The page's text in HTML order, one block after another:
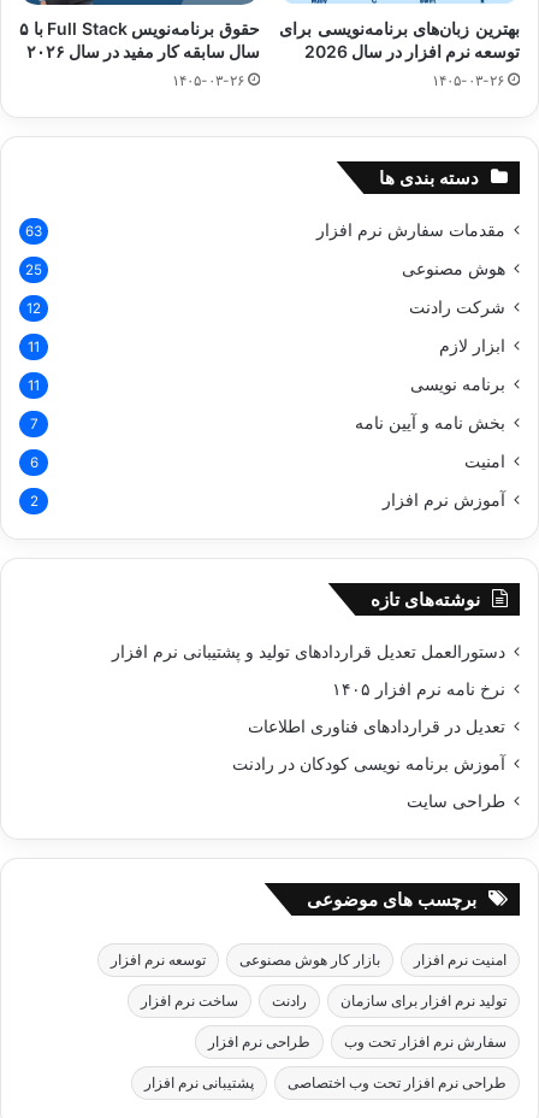
بهترین زبان‌های برنامه‌نویسی برای
توسعه نرم افزار در سال 2026
۱۴۰۵-۰۳-۲۶
حقوق برنامه‌نویس Full Stack با ۵
سال سابقه کار مفید در سال ۲۰۲۶
۱۴۰۵-۰۳-۲۶
دسته بندی ها
مقدمات سفارش نرم افزار 63
هوش مصنوعی 25
شرکت رادنت 12
ابزار لازم 11
برنامه نویسی 11
بخش نامه و آیین نامه 7
امنیت 6
آموزش نرم افزار 2
نوشته‌های تازه
دستورالعمل تعدیل قراردادهای تولید و پشتیبانی نرم‌ افزار
نرخ نامه نرم افزار ۱۴۰۵
تعدیل در قراردادهای فناوری اطلاعات
آموزش برنامه نویسی کودکان در رادنت
طراحی سایت
برچسب های موضوعی
امنیت نرم افزار بازار کار هوش مصنوعی توسعه نرم افزار
تولید نرم افزار برای سازمان رادنت ساخت نرم افزار
سفارش نرم افزار تحت وب طراحی نرم افزار
طراحی نرم افزار تحت وب اختصاصی پشتیبانی نرم افزار